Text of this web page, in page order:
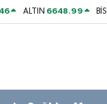
ALTIN 6648.99